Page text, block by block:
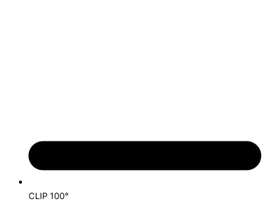
CLIP 100°